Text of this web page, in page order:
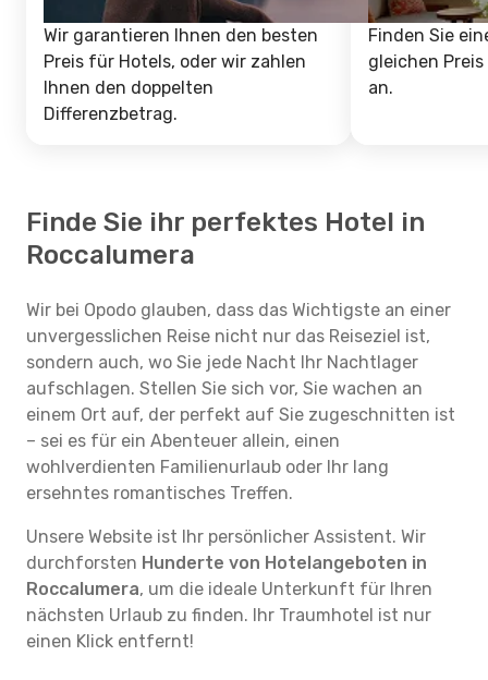
Wir garantieren Ihnen den besten
Preis für Hotels, oder wir zahlen
Ihnen den doppelten
Differenzbetrag.
Finden Sie
gleichen
an.
Finde Sie ihr perfektes Hotel in
Roccalumera
Wir bei Opodo glauben, dass das Wichtigste an einer
unvergesslichen Reise nicht nur das Reiseziel ist,
sondern auch, wo Sie jede Nacht Ihr Nachtlager
aufschlagen. Stellen Sie sich vor, Sie wachen an
einem Ort auf, der perfekt auf Sie zugeschnitten ist
– sei es für ein Abenteuer allein, einen
wohlverdienten Familienurlaub oder Ihr lang
ersehntes romantisches Treffen.
Unsere Website ist Ihr persönlicher Assistent. Wir
durchforsten Hunderte von Hotelangeboten in
Roccalumera, um die ideale Unterkunft für Ihren
nächsten Urlaub zu finden. Ihr Traumhotel ist nur
einen Klick entfernt!